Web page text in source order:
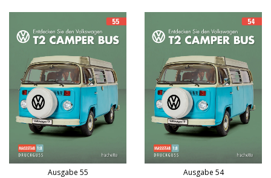
Ausgabe 55 Ausgabe 54